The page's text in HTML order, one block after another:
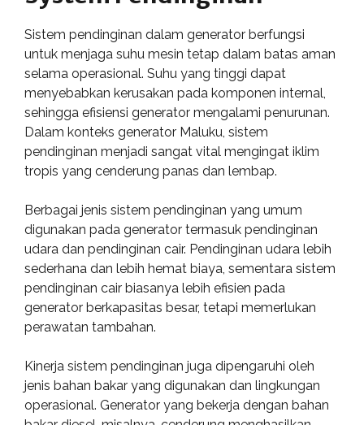
Sistem pendinginan dalam generator berfungsi
untuk menjaga suhu mesin tetap dalam batas aman
selama operasional. Suhu yang tinggi dapat
menyebabkan kerusakan pada komponen internal,
sehingga efisiensi generator mengalami penurunan.
Dalam konteks generator Maluku, sistem
pendinginan menjadi sangat vital mengingat iklim
tropis yang cenderung panas dan lembap.
Berbagai jenis sistem pendinginan yang umum
digunakan pada generator termasuk pendinginan
udara dan pendinginan cair. Pendinginan udara lebih
sederhana dan lebih hemat biaya, sementara sistem
pendinginan cair biasanya lebih efisien pada
generator berkapasitas besar, tetapi memerlukan
perawatan tambahan.
Kinerja sistem pendinginan juga dipengaruhi oleh
jenis bahan bakar yang digunakan dan lingkungan
operasional. Generator yang bekerja dengan bahan